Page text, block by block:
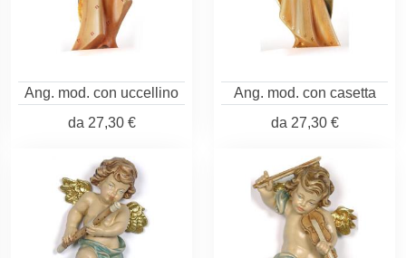
Ang. mod. con uccellino
da 27,30 €
Ang. mod. con casetta
da 27,30 €